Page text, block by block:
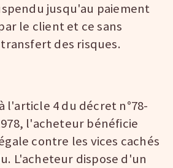
jusqu'au paiement
le client et ce sans
des risques.
l'article 4 du décret n°78-
l'acheteur bénéficie
contre les vices cachés
L'acheteur dispose d'un